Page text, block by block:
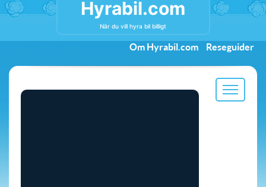
Hyrabil.com
När du vill hyra bil billigt
Om Hyrabil.com Reseguider